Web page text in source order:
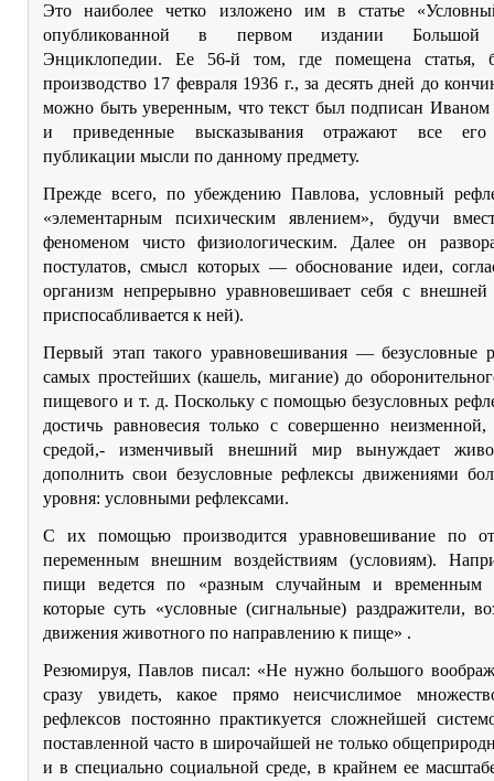
Это наиболее четко изложено им в статье
опубликованной в первом издании Большой
Энциклопедии. Ее 56-й том, где помещена статья,
производство 17 февраля 1936 г., за десять дней до
можно быть уверенным, что текст был подписан Иваном
и приведенные высказывания отражают все его
публикации мысли по данному предмету.
Прежде всего, по убеждению Павлова, условный
«элементарным психическим явлением», будучи
феноменом чисто физиологическим. Далее он
постулатов, смысл которых — обоснование идеи,
организм непрерывно уравновешивает себя с внешней
приспосабливается к ней).
Первый этап такого уравновешивания — безусловные
самых простейших (кашель, мигание) до
пищевого и т. д. Поскольку с помощью безусловных
достичь равновесия только с совершенно неизменной,
средой,- изменчивый внешний мир вынуждает
дополнить свои безусловные рефлексы движениями
уровня: условными рефлексами.
С их помощью производится уравновешивание по
переменным внешним воздействиям (условиям).
пищи ведется по «разным случайным и временным
которые суть «условные (сигнальные) раздражители,
движения животного по направлению к пище» .
Резюмируя, Павлов писал: «Не нужно большого
сразу увидеть, какое прямо неисчислимое
рефлексов постоянно практикуется сложнейшей
поставленной часто в широчайшей не только
и в специально социальной среде, в крайнем ее